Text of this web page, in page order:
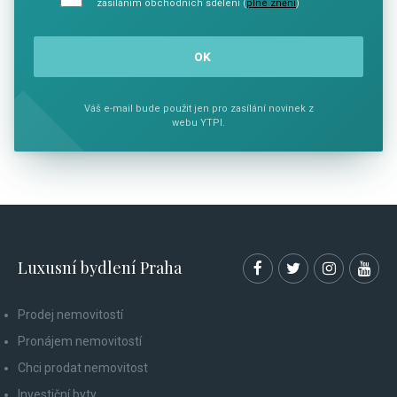
zasíláním obchodních sdělení (plné znění)
Váš e-mail bude použit jen pro zasílání novinek z
webu YTPI.
Luxusní bydlení Praha
Prodej nemovitostí
Pronájem nemovitostí
Chci prodat nemovitost